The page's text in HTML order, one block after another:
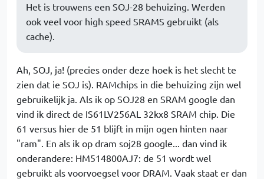
Het is trouwens een SOJ-28 behuizing. Werden
ook veel voor high speed SRAMS gebruikt (als
cache).
Ah, SOJ, ja! (precies onder deze hoek is het slecht te
zien dat ie SOJ is). RAMchips in die behuizing zijn wel
gebruikelijk ja. Als ik op SOJ28 en SRAM google dan
vind ik direct de IS61LV256AL 32kx8 SRAM chip. Die
61 versus hier de 51 blijft in mijn ogen hinten naar
"ram". En als ik op dram soj28 google... dan vind ik
onderandere: HM514800AJ7: de 51 wordt wel
gebruikt als voorvoegsel voor DRAM. Vaak staat er dan